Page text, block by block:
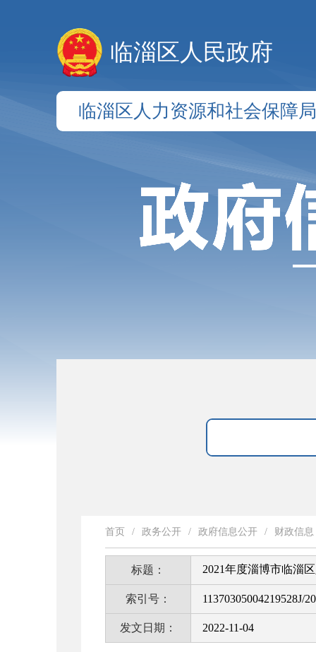
临淄区人民政府
临淄区人力资源和社会保障局
首页 / 政务公开 / 政府信息公开 / 财政信息
标题： 2021年度淄博市临淄
索引号： 11370305004219528J/
发文日期： 2022-11-04